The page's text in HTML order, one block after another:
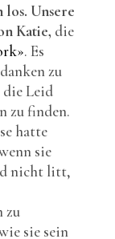
los. Unsere
Katie, die
. Es
zu
Leid
zu finden.
hatte
sie
nicht litt,
zu
sie sein